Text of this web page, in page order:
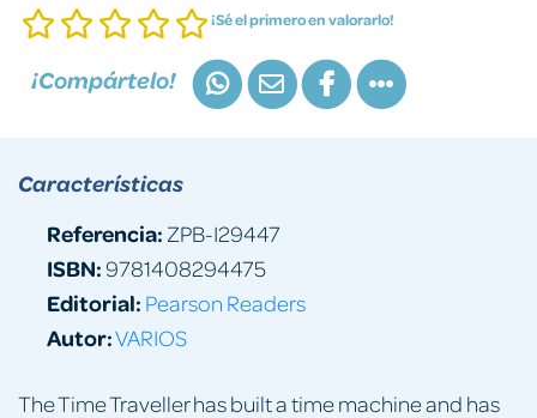
¡Sé el primero en valorarlo!
¡Compártelo!
The Time Traveller has built a time machine and has
Características
Referencia: ZPB-I29447
ISBN:9781408294475
Editorial: Pearson Readers
Autor:VARIOS